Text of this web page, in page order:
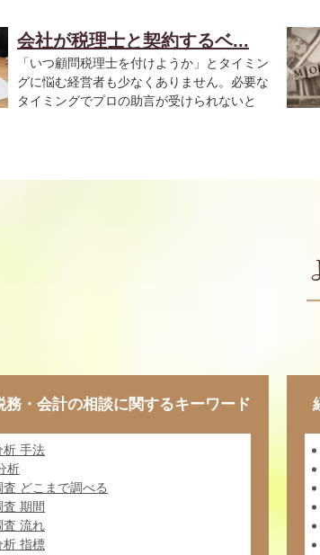
会社が税理士と契約するベ...
「いつ顧問税理士を付けようか」とタイミン
グに悩む経営者も少なくありません。必要な
タイミングでプロの助言が受けられないと
務・会計の相談に関するキーワード
析 手法
析
査 どこまで調べる
期間
査 流れ
析 指標